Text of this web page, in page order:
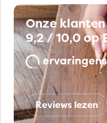
Onze
9,2 / 10,0 op
Reviews lezen